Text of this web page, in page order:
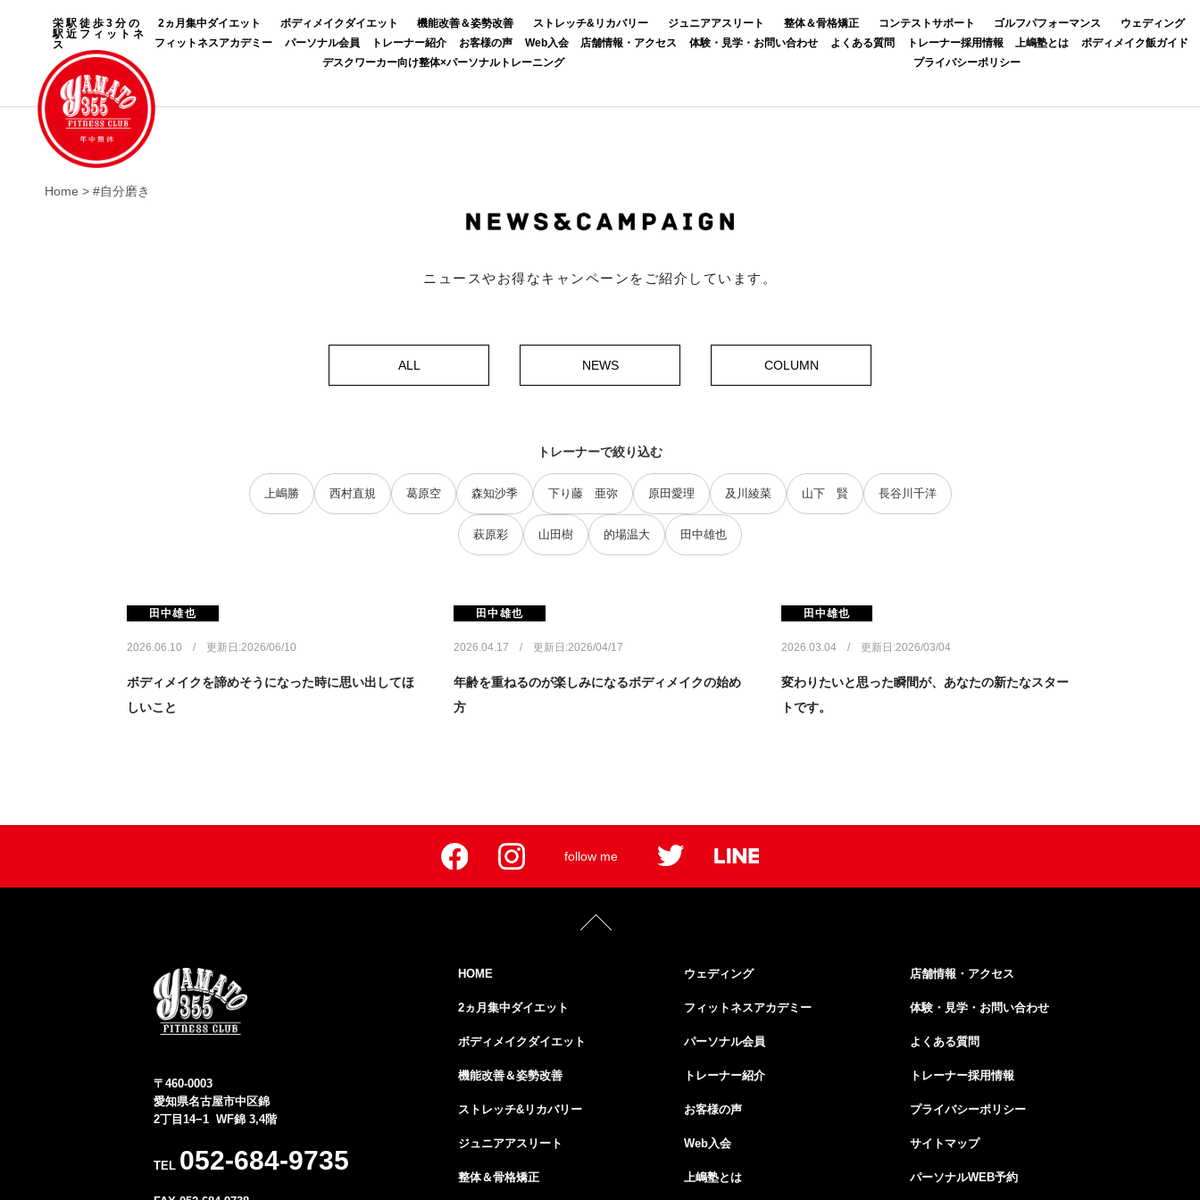
栄駅徒歩3分の
駅近フィットネ
ス
2ヵ月集中ダイエット ボディメイクダイエット 機能改善＆姿勢改善 ストレッチ&リカバリー ジュニアアスリート 整体＆骨格矯正 コンテストサポート ゴルフパフォーマンス
ウェディング
フィットネスアカデミー
パーソナル会員 トレーナー紹介 お客様の声 Web入会 店舗情報・アクセス 体験・見学・お問い合わせ よくある質問 トレーナー採用情報 上嶋塾とは
ボディメイク飯ガイド
デスクワーカー向け整体×パーソナルトレーニング
プライバシーポリシー
Home > #自分磨き
ニュースやお得なキャンペーンをご紹介しています。
ALL NEWS COLUMN
トレーナーで絞り込む
上嶋勝 西村直規 葛原空 森知沙季 下り藤 亜弥 原田愛理 及川綾菜 山下 賢 長谷川千洋
萩原彩 山田樹 的場温大 田中雄也
田中雄也
2026.06.10 / 更新日:2026/06/10
ボディメイクを諦めそうになった時に思い出してほ
しいこと
田中雄也
2026.04.17 / 更新日:2026/04/17
年齢を重ねるのが楽しみになるボディメイクの始め
方
田中雄也
2026.03.04 / 更新日:2026/03/04
変わりたいと思った瞬間が、あなたの新たなスター
トです。
follow me
〒460-0003
愛知県名古屋市中区錦
2丁目14−1 WF錦 3,4階
TEL 052-684-9735
HOME
2ヵ月集中ダイエット
ボディメイクダイエット
機能改善＆姿勢改善
ストレッチ&リカバリー
ジュニアアスリート
整体＆骨格矯正
ウェディング
フィットネスアカデミー
パーソナル会員
トレーナー紹介
お客様の声
Web入会
上嶋塾とは
店舗情報・アクセス
体験・見学・お問い合わせ
よくある質問
トレーナー採用情報
プライバシーポリシー
サイトマップ
パーソナルWEB予約